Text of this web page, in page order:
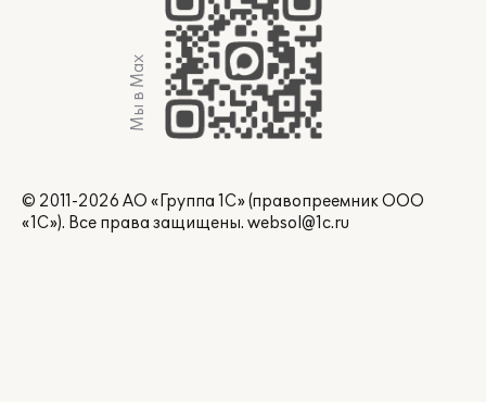
Мы в Max
© 2011-2026 АО «Группа 1С» (правопреемник ООО
«1С»). Все права защищены. websol@1c.ru